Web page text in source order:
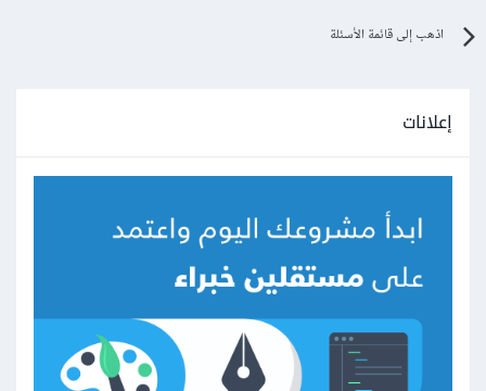
اذهب إلى قائمة الأسئلة
إعلانات